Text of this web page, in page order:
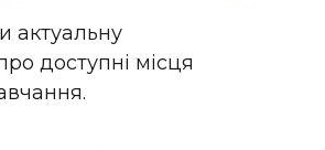
актуальну
доступні місця